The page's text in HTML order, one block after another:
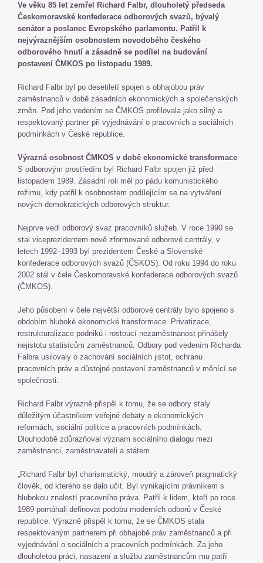
Ve věku 85 let zemřel Richard Falbr, dlouholetý předseda
Českomoravské konfederace odborových svazů, bývalý
senátor a poslanec Evropského parlamentu. Patřil k
nejvýraznějším osobnostem novodobého českého
odborového hnutí a zásadně se podílel na budování
postavení ČMKOS po listopadu 1989.
Richard Falbr byl po desetiletí spojen s obhajobou práv
zaměstnanců v době zásadních ekonomických a společenských
změn. Pod jeho vedením se ČMKOS profilovala jako silný a
respektovaný partner při vyjednávání o pracovních a sociálních
podmínkách v České republice.
Výrazná osobnost ČMKOS v době ekonomické transformace
S odborovým prostředím byl Richard Falbr spojen již před
listopadem 1989. Zásadní roli měl po pádu komunistického
režimu, kdy patřil k osobnostem podílejícím se na vytváření
nových demokratických odborových struktur.
Nejprve vedl odborový svaz pracovníků služeb. V roce 1990 se
stal viceprezidentem nově zformované odborové centrály, v
letech 1992–1993 byl prezidentem České a Slovenské
konfederace odborových svazů (ČSKOS). Od roku 1994 do roku
2002 stál v čele Českomoravské konfederace odborových svazů
(ČMKOS).
Jeho působení v čele největší odborové centrály bylo spojeno s
obdobím hluboké ekonomické transformace. Privatizace,
restrukturalizace podniků i rostoucí nezaměstnanost přinášely
nejistotu statisícům zaměstnanců. Odbory pod vedením Richarda
Falbra usilovaly o zachování sociálních jistot, ochranu
pracovních práv a důstojné postavení zaměstnanců v měnící se
společnosti.
Richard Falbr výrazně přispěl k tomu, že se odbory staly
důležitým účastníkem veřejné debaty o ekonomických
reformách, sociální politice a pracovních podmínkách.
Dlouhodobě zdůrazňoval význam sociálního dialogu mezi
zaměstnanci, zaměstnavateli a státem.
„Richard Falbr byl charismatický, moudrý a zároveň pragmatický
člověk, od kterého se dalo učit. Byl vynikajícím právníkem s
hlubokou znalostí pracovního práva. Patřil k lidem, kteří po roce
1989 pomáhali definovat podobu moderních odborů v České
republice. Výrazně přispěl k tomu, že se ČMKOS stala
respektovaným partnerem při obhajobě práv zaměstnanců a při
vyjednávání o sociálních a pracovních podmínkách. Za jeho
dlouholetou práci, nasazení a službu zaměstnancům mu patří